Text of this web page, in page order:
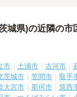
城県)の近隣の
市 土浦市 古河市
茨城市 笠間市 取手
大宮市 那珂市 筑西